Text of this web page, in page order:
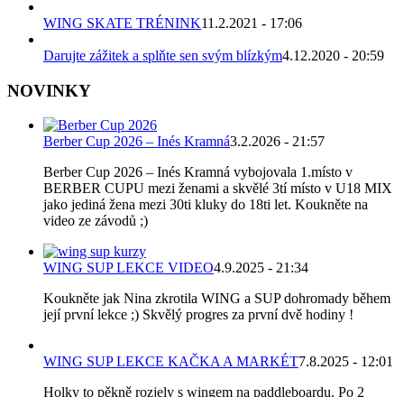
WING SKATE TRÉNINK11.2.2021 - 17:06
Darujte zážitek a splňte sen svým blízkým4.12.2020 - 20:59
NOVINKY
Berber Cup 2026 – Inés Kramná3.2.2026 - 21:57
Berber Cup 2026 – Inés Kramná vybojovala 1.místo v
BERBER CUPU mezi ženami a skvělé 3tí místo v U18 MIX
jako jediná žena mezi 30ti kluky do 18ti let. Koukněte na
video ze závodů ;)
WING SUP LEKCE VIDEO4.9.2025 - 21:34
Koukněte jak Nina zkrotila WING a SUP dohromady během
její první lekce ;) Skvělý progres za první dvě hodiny !
WING SUP LEKCE KAČKA A MARKÉT7.8.2025 - 12:01
Holky to pěkně rozjely s wingem na paddleboardu. Po 2